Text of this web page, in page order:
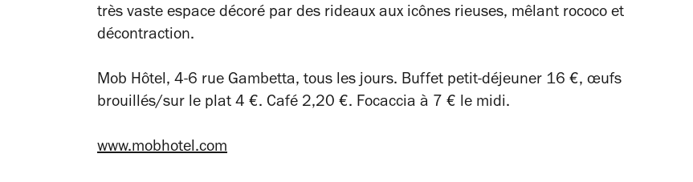
très vaste espace décoré par des rideaux aux icônes rieuses, mêlant rococo et
décontraction.
Mob Hôtel, 4-6 rue Gambetta, tous les jours. Buffet petit-déjeuner 16 €, œufs
brouillés/sur le plat 4 €. Café 2,20 €. Focaccia à 7 € le midi.
www.mobhotel.com